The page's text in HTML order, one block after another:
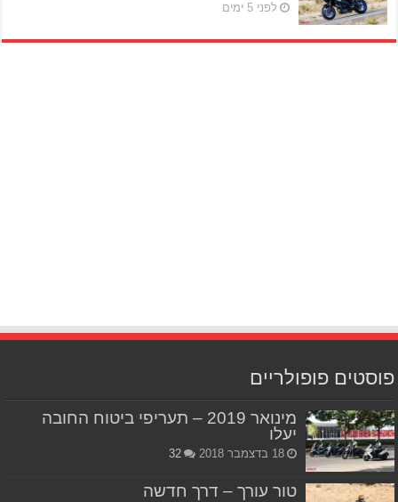
לפני 5 ימים
פוסטים פופולריים
מינואר 2019 – תעריפי ביטוח החובה
יעלו
18 בדצמבר 2018 32
טור עורך – דרך חדשה